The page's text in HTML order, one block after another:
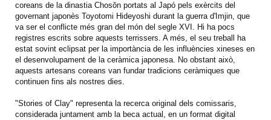
coreans de la dinastia Chosŏn portats al Japó pels exèrcits del
governant japonès Toyotomi Hideyoshi durant la guerra d'Imjin, que
va ser el conflicte més gran del món del segle XVI. Hi ha pocs
registres escrits sobre aquests terrissers. A més, el seu treball ha
estat sovint eclipsat per la importància de les influències xineses en
el desenvolupament de la ceràmica japonesa. No obstant això,
aquests artesans coreans van fundar tradicions ceràmiques que
continuen fins als nostres dies.
"Stories of Clay" representa la recerca original dels comissaris,
considerada juntament amb la beca actual, en un format digital